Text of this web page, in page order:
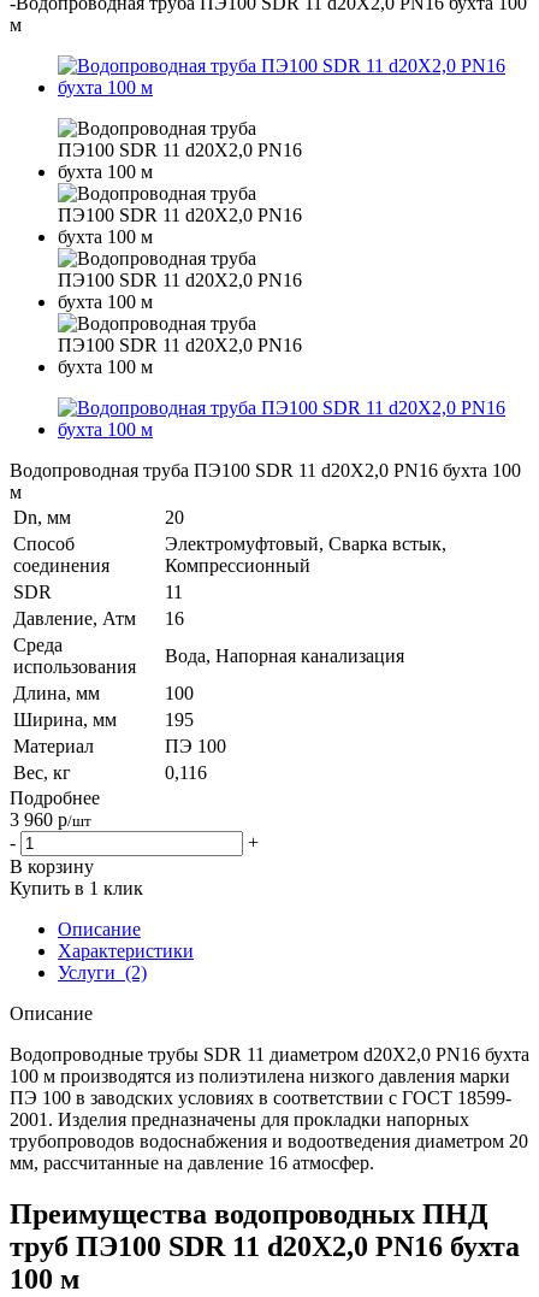
м
Водопроводная труба ПЭ100 SDR 11 d20Х2,0 PN16 бухта 100
м
Dn, мм
20
Способ
соединения
Электромуфтовый, Сварка встык,
Компрессионный
SDR
11
Давление, Атм
16
Среда
использования
Вода, Напорная канализация
Длина, мм
100
Ширина, мм
195
Материал
ПЭ 100
Вес, кг
0,116
Подробнее
3 960 р/шт
-
+
В корзину
Купить в 1 клик
Описание
Характеристики
Услуги (2)
Описание
Водопроводные трубы SDR 11 диаметром d20Х2,0 PN16 бухта
100 м производятся из полиэтилена низкого давления марки
ПЭ 100 в заводских условиях в соответствии с ГОСТ 18599-
2001. Изделия предназначены для прокладки напорных
трубопроводов водоснабжения и водоотведения диаметром 20
мм, рассчитанные на давление 16 атмосфер.
Преимущества водопроводных ПНД
труб ПЭ100 SDR 11 d20Х2,0 PN16 бухта
100 м